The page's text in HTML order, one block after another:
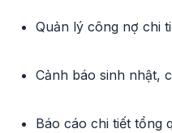
Quản lý công nợ chi
Cảnh báo sinh nhật,
Báo cáo chi tiết tổng